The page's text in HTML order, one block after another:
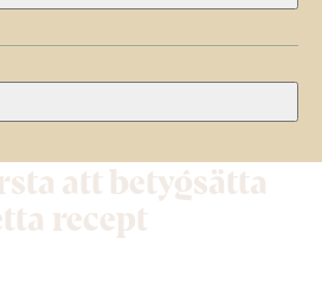
att betygsätta
recept